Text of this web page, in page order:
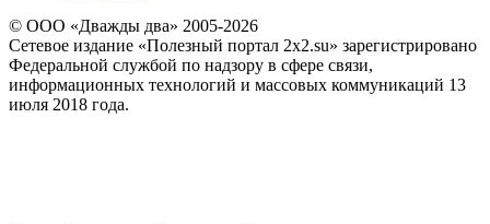
© ООО «Дважды два» 2005-2026
Сетевое издание «Полезный портал 2x2.su» зарегистрировано
Федеральной службой по надзору в сфере связи,
информационных технологий и массовых коммуникаций 13
июля 2018 года.